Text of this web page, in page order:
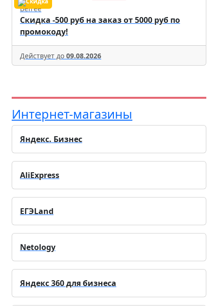
Befree
Скидка -500 руб на заказ от 5000 руб по
промокоду!
Действует до 09.08.2026
Интернет-магазины
Яндекс. Бизнес
AliExpress
ЕГЭLand
Netology
Яндекс 360 для бизнеса